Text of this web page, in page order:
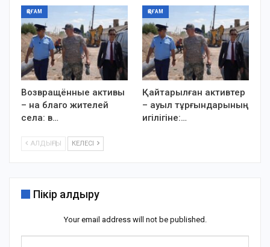
ҚОҒАМ
Возвращённые активы
– на благо жителей
села: в…
ҚОҒАМ
Қайтарылған активтер
– ауыл тұрғындарының
игілігіне:…
АЛДЫҢҒЫ КЕЛЕСІ
Пікір қалдыру
Your email address will not be published.